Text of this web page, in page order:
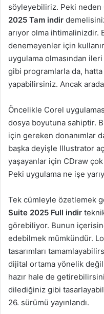
söyleyebiliriz. Peki neden
2025 Tam indir
arıyor olma ihtimalinizdir.
denemeyenler için
uygulama olmasından
gibi programlarla da,
yapabilirsiniz. Ancak
Öncelikle Corel
dosya boyutuna sahiptir.
için gereken donanımlar
başka deyişle Illustrator
yaşayanlar için CDraw
Peki uygulama ne işe
Tek cümleyle özetlemek
Suite 2025 Full indir
görebiliyor. Bunun
edebilmek mümkündür.
tasarımları
dijital ortama yönelik
hazır hale de
dilediğiniz gibi
26. sürümü yayınlandı.